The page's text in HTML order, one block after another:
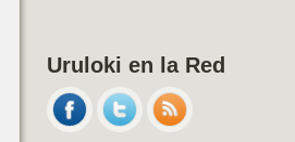
Uruloki en la Red